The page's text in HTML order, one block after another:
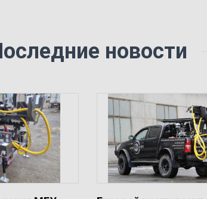
новости